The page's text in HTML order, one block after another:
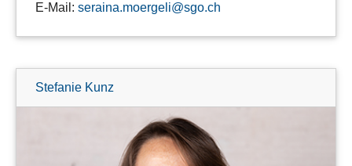
E-Mail: seraina.moergeli@sgo.ch
Stefanie Kunz